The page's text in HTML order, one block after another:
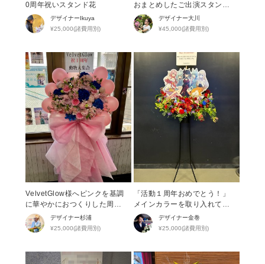
0周年祝いスタンド花
デザイナーIkuya
¥25,000(諸費用別)
おまとめしたご出演スタンド
花
デザイナー大川
¥45,000(諸費用別)
VelvetGlow様へピンクを基調
に華やかにおつくりした周年
祝い花・スタンド花
デザイナー杉浦
¥25,000(諸費用別)
「活動１周年おめでとう！」
メインカラーを取り入れて華
やかにお作りしたご出演スタ
ンド花
デザイナー金巻
¥25,000(諸費用別)